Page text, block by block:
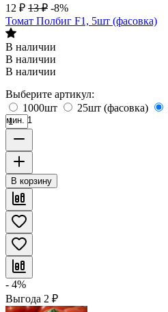
12 ₽ 13 ₽ -8%
Томат Полбиг F1, 5шт (фасовка)
В наличии
В наличии
В наличии
Выберите артикул:
1000шт
25шт (фасовка)
мин. 1
В корзину
- 4%
Выгода 2 ₽